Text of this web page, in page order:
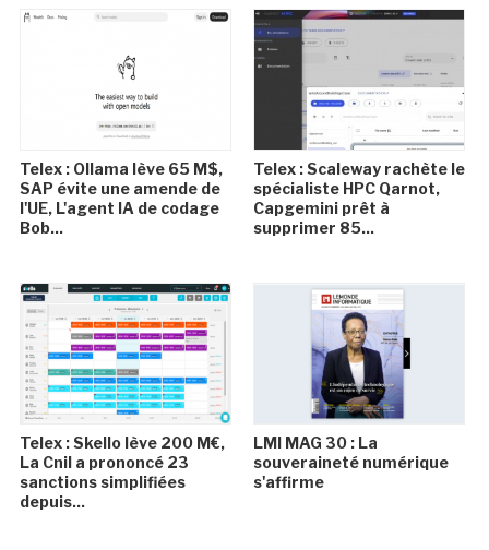
Telex : Ollama lève 65 M$,
SAP évite une amende de
l'UE, L'agent IA de codage
Bob...
Telex : Scaleway rachète le
spécialiste HPC Qarnot,
Capgemini prêt à
supprimer 85...
Telex : Skello lève 200 M€,
La Cnil a prononcé 23
sanctions simplifiées
depuis...
LMI MAG 30 : La
souveraineté numérique
s'affirme